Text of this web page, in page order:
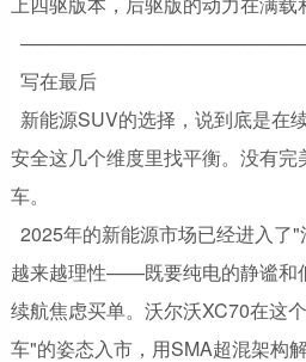
写在最后
新能源SUV的选择，说到底是在
安全这几个维度里找平衡。没有
车。
2025年的新能源市场已经进入了
越来越理性——既要纯电的静谧和
续航焦虑买单。沃尔沃XC70在这
车"的姿态入市，用SMA超混架构